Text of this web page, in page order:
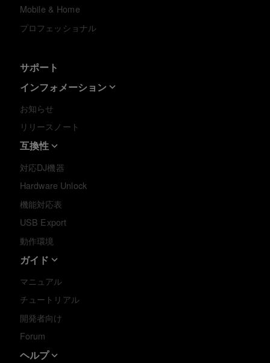
Mobile & Home
プロフェッショナル
サポート
インフォメーション
お知らせ
リリースノート
互換性
対応DJ機器
Hardware Unlock
機能対応表
USB Export
動作環境
ガイド
マニュアル
チュートリアル
開発者向け
Forum
ヘルプ